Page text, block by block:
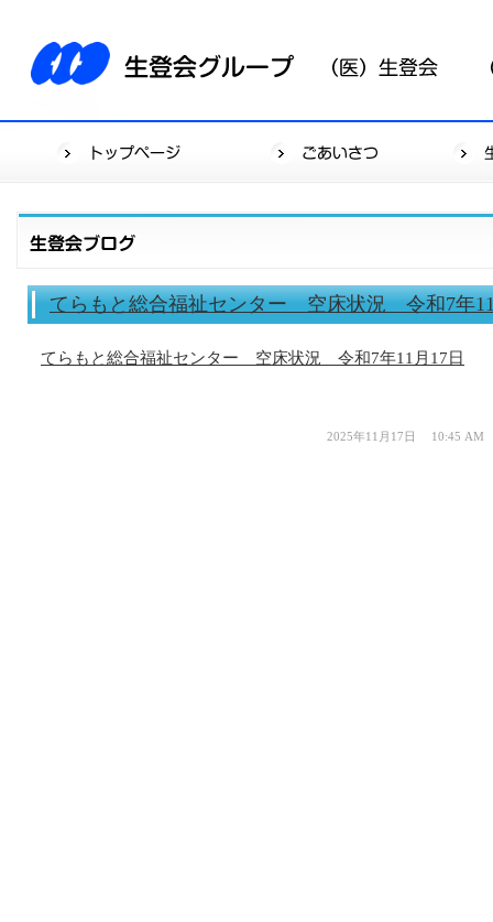
てらもと総合福祉センター 空床状況 令和7年
てらもと総合福祉センター 空床状況 令和7年11月17日
2025年11月17日 10:45 AM